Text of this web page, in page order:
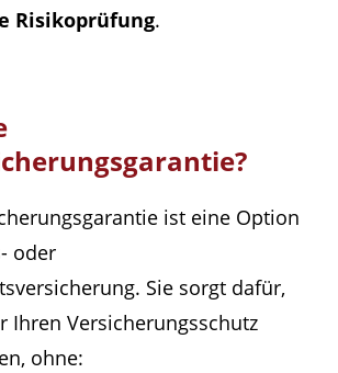
Risikoprüfung.
ist eine Option
oder
Sie sorgt dafür,
Ihren Versicherungsschutz
ohne: